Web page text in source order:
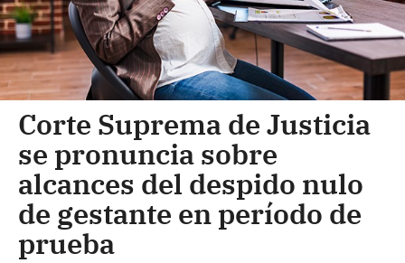
Corte Suprema de Justicia
se pronuncia sobre
alcances del despido nulo
de gestante en período de
prueba